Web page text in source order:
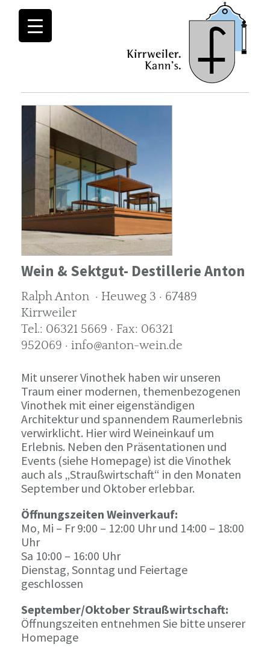
Wein & Sektgut- Destillerie Anton
Ralph Anton · Heuweg 3 · 67489
Kirrweiler
Tel.: 06321 5669 · Fax: 06321
952069 · info@anton-wein.de
Mit unserer Vinothek haben wir unseren
Traum einer modernen, themenbezogenen
Vinothek mit einer eigenständigen
Architektur und spannendem Raumerlebnis
verwirklicht. Hier wird Weineinkauf um
Erlebnis. Neben den Präsentationen und
Events (siehe Homepage) ist die Vinothek
auch als „Straußwirtschaft“ in den Monaten
September und Oktober erlebbar.
Öffnungszeiten Weinverkauf:
Mo, Mi – Fr 9:00 – 12:00 Uhr und 14:00 – 18:00
Uhr
Sa 10:00 – 16:00 Uhr
Dienstag, Sonntag und Feiertage
geschlossen
September/Oktober Straußwirtschaft:
Öffnungszeiten entnehmen Sie bitte unserer
Homepage